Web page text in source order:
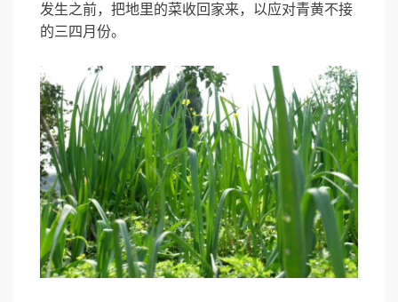
发生之前，把地里的菜收回家来，以应对青黄不接
的三四月份。